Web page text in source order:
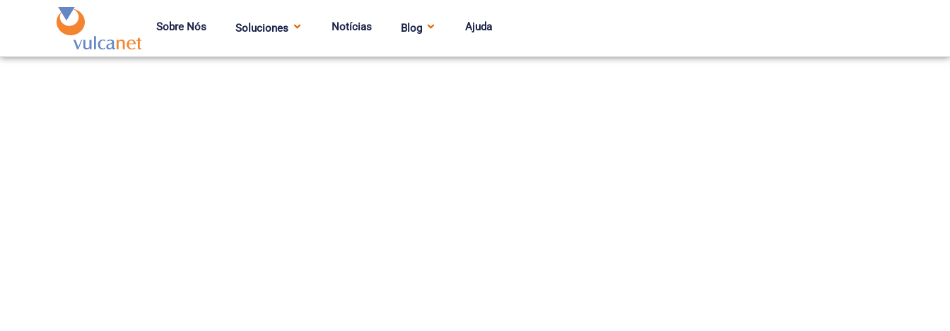
Sobre Nós Soluciones Notícias Blog Ajuda